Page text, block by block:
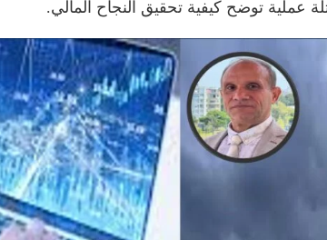
عملية توضح كيفية تحقيق النجاح المالي.